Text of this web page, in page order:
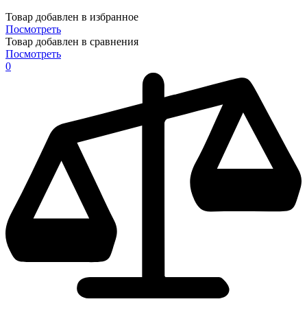
Товар добавлен в избранное
Посмотреть
Товар добавлен в сравнения
Посмотреть
0